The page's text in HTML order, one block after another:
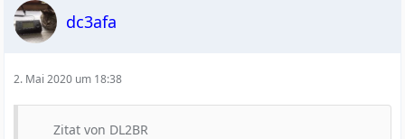
dc3afa
2. Mai 2020 um 18:38
Zitat von DL2BR